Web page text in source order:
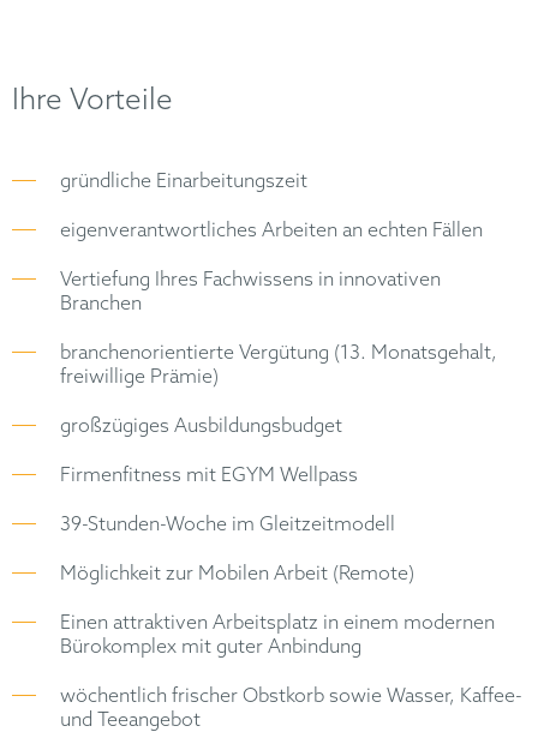
Ihre Vorteile
gründliche Einarbeitungszeit
eigenverantwortliches Arbeiten an echten Fällen
Vertiefung Ihres Fachwissens in innovativen
Branchen
branchenorientierte Vergütung (13. Monatsgehalt,
freiwillige Prämie)
großzügiges Ausbildungsbudget
Firmenfitness mit EGYM Wellpass
39-Stunden-Woche im Gleitzeitmodell
Möglichkeit zur Mobilen Arbeit (Remote)
Einen attraktiven Arbeitsplatz in einem modernen
Bürokomplex mit guter Anbindung
wöchentlich frischer Obstkorb sowie Wasser, Kaffee-
und Teeangebot